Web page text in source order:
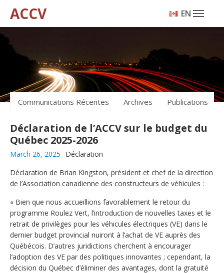
ACCV ENGLISH
Communications Récentes Archives Publications
Déclaration de l’ACCV sur le budget du
Québec 2025-2026
March 26, 2025
Déclaration
Déclaration de Brian Kingston, président et chef de la direction
de l’Association canadienne des constructeurs de véhicules :
« Bien que nous accueillions favorablement le retour du
programme Roulez Vert, l’introduction de nouvelles taxes et le
retrait de privilèges pour les véhicules électriques (VE) dans le
dernier budget provincial nuiront à l’achat de VE auprès des
Québécois. D’autres juridictions cherchent à encourager
l’adoption des VE par des politiques innovantes ; cependant, la
décision du Québec d’éliminer des avantages, dont la gratuité